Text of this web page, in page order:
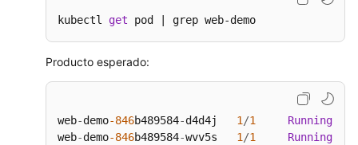
kubectl get pod | grep web-demo
Producto esperado:
web-demo-846b489584-d4d4j 1 /1 Running
web-demo-846b489584-wvv5s 1 /1 Running